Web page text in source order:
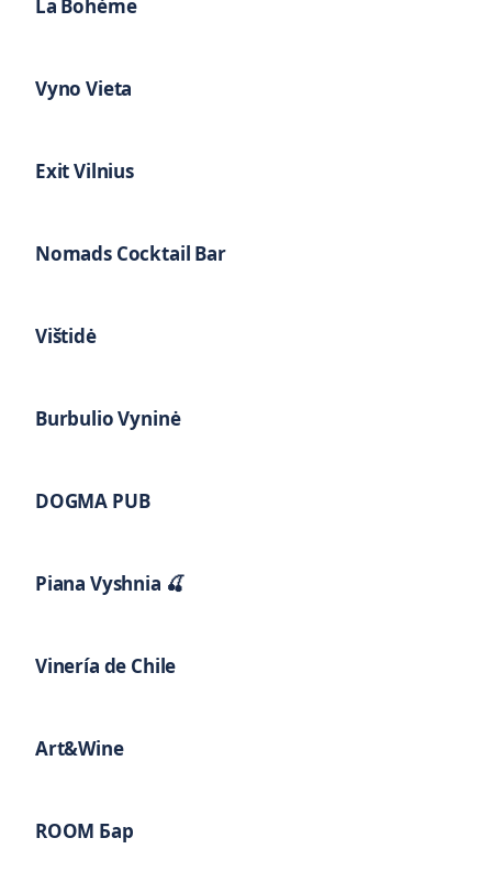
La Bohème
Vyno Vieta
Exit Vilnius
Nomads Cocktail Bar
Vištidė
Burbulio Vyninė
DOGMA PUB
Piana Vyshnia 🍒
Vinería de Chile
Art&Wine
ROOM Бар